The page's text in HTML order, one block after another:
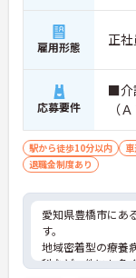
雇用形態 正
応募要件
■介
（
駅から徒歩10分以内
退職金制度あり
愛知県豊橋市にあ
す。
地域密着型の療養
科など、他にも多